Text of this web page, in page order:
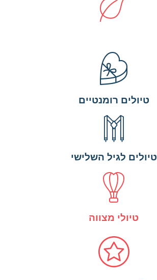
טיולים רומנטיים
טיולים לגיל השלישי
טיולי מצווה